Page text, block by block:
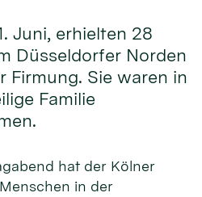
Juni, erhielten 28
Düsseldorfer Norden
Firmung. Sie waren in
Familie
hat der Kölner
in der